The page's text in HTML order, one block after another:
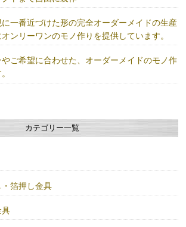
一番近づけた形の完全オーダーメイドの生産
ンリーワンのモノ作りを提供しています。
ご希望に合わせた、オーダーメイドのモノ作
カテゴリー一覧
箔押し金具
具